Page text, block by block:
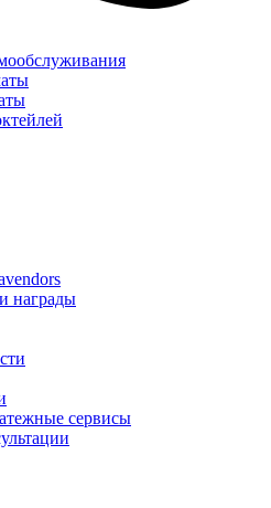
награды
сервисы